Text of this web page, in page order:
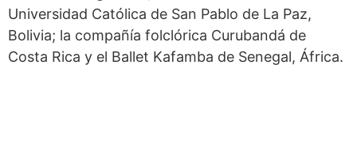
Universidad Católica de San Pablo de La Paz,
Bolivia; la compañía folclórica Curubandá de
Costa Rica y el Ballet Kafamba de Senegal, África.